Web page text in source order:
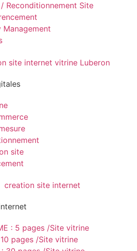
Reconditionnement Site
Management
site
: 5 pages /Site vitrine
10 pages /Site vitrine